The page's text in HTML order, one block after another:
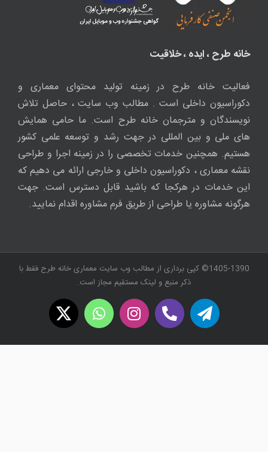
خانه طرح ، ایده ، خلاقیت
فعالیت خانه طرح در زمینه تولید محتوای معماری و
دکوراسیون داخلی است . مطالب وب سایت ، حاصل تلاش
نویسندگان و مترجمان خانه طرح است. ما حامی همایش
های ملی و بین المللی در جهت رشد و توسعه علمی کشور
هستیم. همچنین خدمات تخصصی را در زمینه اجرا و طراحی
نقشه معماری ، دکوراسیون داخلی و خارجی ارائه می دهیم که
این خدمات در هرکجا که باشید قابل دسترس است. جهت
هرگونه مشاوره یا طراحی از طریق فرم مشاوره اقدام نمایید.
1405-1390© کپی برداری از مطالب وب سایت معماری خانه طرح فقط با
ذکر منبع و لینک مستقیم مجاز است.
Telegram
Twitch
Instagram
WhatsApp
X